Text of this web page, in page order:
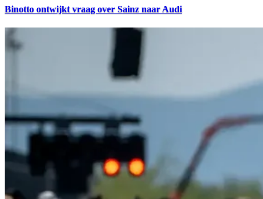
Binotto ontwijkt vraag over Sainz naar Audi